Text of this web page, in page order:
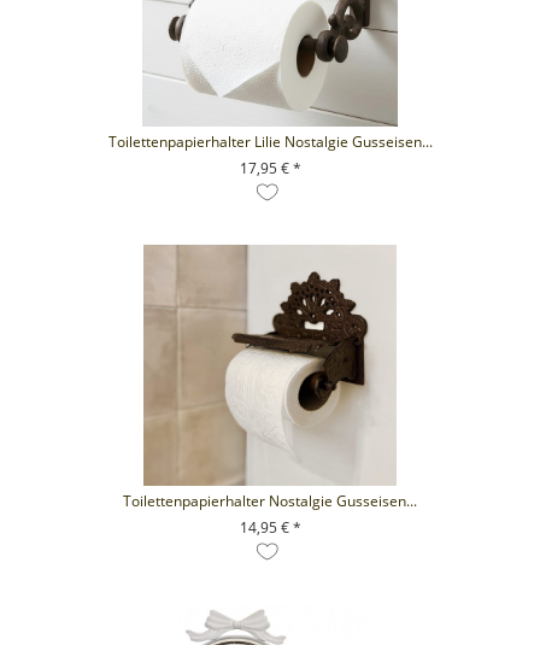
Toilettenpapierhalter Lilie Nostalgie Gusseisen...
17,95 € *
+ IN DEN WARENKORB
Toilettenpapierhalter Nostalgie Gusseisen...
14,95 € *
+ IN DEN WARENKORB